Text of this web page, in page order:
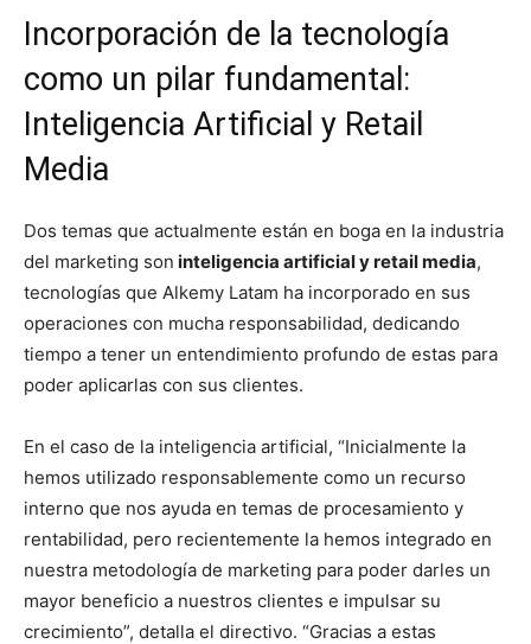
Incorporación de la tecnología
como un pilar fundamental:
Inteligencia Artificial y Retail
Media
Dos temas que actualmente están en boga en la industria
del marketing son inteligencia artificial y retail media,
tecnologías que Alkemy Latam ha incorporado en sus
operaciones con mucha responsabilidad, dedicando
tiempo a tener un entendimiento profundo de estas para
poder aplicarlas con sus clientes.
En el caso de la inteligencia artificial, “Inicialmente la
hemos utilizado responsablemente como un recurso
interno que nos ayuda en temas de procesamiento y
rentabilidad, pero recientemente la hemos integrado en
nuestra metodología de marketing para poder darles un
mayor beneficio a nuestros clientes e impulsar su
crecimiento”, detalla el directivo. “Gracias a estas